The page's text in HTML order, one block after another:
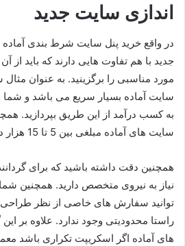
اندازی سایت جدید
در واقع خرید پنل سایت شرط بندی آماده
جدید با هم تفاوت هایی دارند که باید از آن
مورد مناسبی را برگزینید. به عنوان
سایت آماده بسیار سریع می باشد و شما
به کسب درآمد از این طریق بپردازید.
سایت های آماده مبلغی بین 5 تا 15 هزار دلار می باشد.
همچنین دقت داشته باشید که برای
نیاز به نیروی متخصص دارید. همچنین
توانید سفارش های خاصی از نظر طراحی
راستا محدودیتی وجود ندارد. علاوه بر
های آماده اگر اسکریپت تکراری باشد